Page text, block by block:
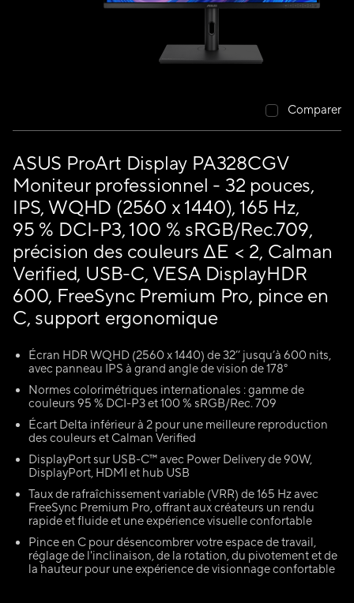
ASUS ProArt Display PA328CGV
Moniteur professionnel - 32 pouces,
IPS, WQHD (2560 x 1440), 165 Hz,
95 % DCI-P3, 100 % sRGB/Rec.709,
précision des couleurs ΔE < 2, Calman
Verified, USB-C, VESA DisplayHDR
600, FreeSync Premium Pro, pince en
C, support ergonomique
Écran HDR WQHD (2560 x 1440) de 32’’ jusqu’à 600 nits,
avec panneau IPS à grand angle de vision de 178°
Normes colorimétriques internationales : gamme de
couleurs 95 % DCI-P3 et 100 % sRGB/Rec. 709
Écart Delta inférieur à 2 pour une meilleure reproduction
des couleurs et Calman Verified
DisplayPort sur USB-C™ avec Power Delivery de 90W,
DisplayPort, HDMI et hub USB
Taux de rafraîchissement variable (VRR) de 165 Hz avec
FreeSync Premium Pro, offrant aux créateurs un rendu
rapide et fluide et une expérience visuelle confortable
Pince en C pour désencombrer votre espace de travail,
réglage de l'inclinaison, de la rotation, du pivotement et de
la hauteur pour une expérience de visionnage confortable
Comparer